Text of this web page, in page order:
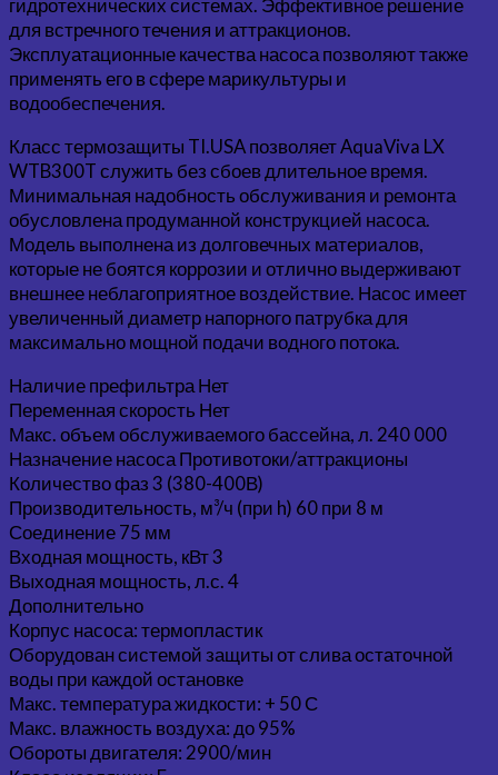
гидротехнических системах. Эффективное решение
для встречного течения и аттракционов.
Эксплуатационные качества насоса позволяют также
применять его в сфере марикультуры и
водообеспечения.
Класс термозащиты TI.USA позволяет AquaViva LX
WTB300T служить без сбоев длительное время.
Минимальная надобность обслуживания и ремонта
обусловлена продуманной конструкцией насоса.
Модель выполнена из долговечных материалов,
которые не боятся коррозии и отлично выдерживают
внешнее неблагоприятное воздействие. Насос имеет
увеличенный диаметр напорного патрубка для
максимально мощной подачи водного потока.
Наличие префильтра Нет
Переменная скорость Нет
Макс. объем обслуживаемого бассейна, л. 240 000
Назначение насоса Противотоки/аттракционы
Количество фаз 3 (380-400В)
Производительность, м³/ч (при h) 60 при 8 м
Соединение 75 мм
Входная мощность, кВт 3
Выходная мощность, л.с. 4
Дополнительно
Корпус насоса: термопластик
Оборудован системой защиты от слива остаточной
воды при каждой остановке
Макс. температура жидкости: + 50 С
Макс. влажность воздуха: до 95%
Обороты двигателя: 2900/мин